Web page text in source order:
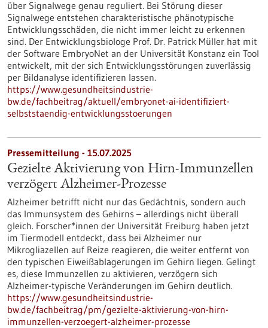
über Signalwege genau reguliert. Bei Störung dieser
Signalwege entstehen charakteristische phänotypische
Entwicklungsschäden, die nicht immer leicht zu erkennen
sind. Der Entwicklungsbiologe Prof. Dr. Patrick Müller hat mit
der Software EmbryoNet an der Universität Konstanz ein Tool
entwickelt, mit der sich Entwicklungsstörungen zuverlässig
per Bildanalyse identifizieren lassen.
https://www.gesundheitsindustrie-
bw.de/fachbeitrag/aktuell/embryonet-ai-identifiziert-
selbststaendig-entwicklungsstoerungen
Pressemitteilung - 15.07.2025
Gezielte Aktivierung von Hirn-Immunzellen
verzögert Alzheimer-Prozesse
Alzheimer betrifft nicht nur das Gedächtnis, sondern auch
das Immunsystem des Gehirns – allerdings nicht überall
gleich. Forscher*innen der Universität Freiburg haben jetzt
im Tiermodell entdeckt, dass bei Alzheimer nur
Mikrogliazellen auf Reize reagieren, die weiter entfernt von
den typischen Eiweißablagerungen im Gehirn liegen. Gelingt
es, diese Immunzellen zu aktivieren, verzögern sich
Alzheimer-typische Veränderungen im Gehirn deutlich.
https://www.gesundheitsindustrie-
bw.de/fachbeitrag/pm/gezielte-aktivierung-von-hirn-
immunzellen-verzoegert-alzheimer-prozesse